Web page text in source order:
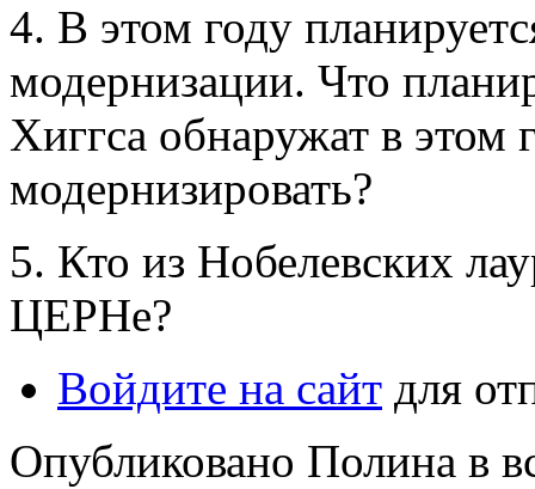
4. В этом году
модернизации. Что
Хиггса обнаружат в этом
модернизировать?
5. Кто из Нобелевских
Войдите на сайт для
Опубликовано Полина в